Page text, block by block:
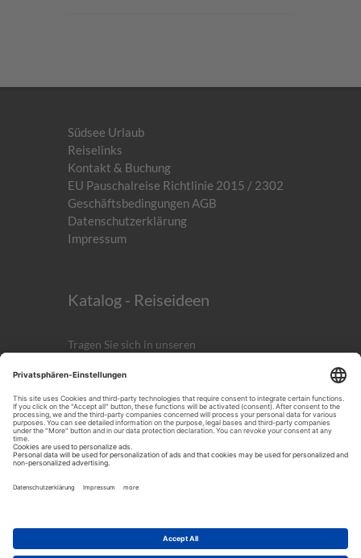
Südsee Urlaub
Reiselinks
Kontakt & Buchung
EU Pauschalreise Richtlinie 2015 / 2302
Geschäftsbedingungen AGB
Datenschutzerklärung
Impressum
Katalog - Reiseideen
Tragen Sie sich in unseren
ICH AKZEPTIERST DIE
DATENSCHUTZERKLÄRUNG.